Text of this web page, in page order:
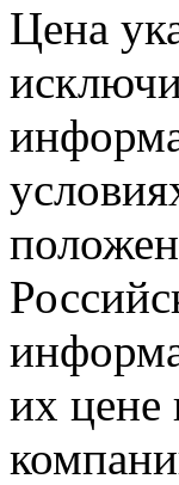
Цена
их цене